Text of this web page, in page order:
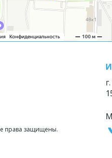
права защищены.